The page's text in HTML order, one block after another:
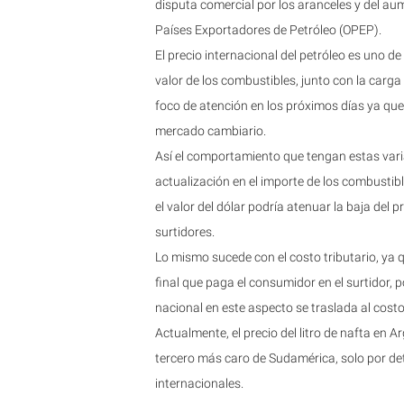
disputa comercial por los aranceles y del
Países Exportadores de Petróleo (OPEP).
El precio internacional del petróleo es uno
valor de los combustibles, junto con la
foco de atención en los próximos días ya
mercado cambiario.
Así el comportamiento que tengan estas
actualización en el importe de los
el valor del dólar podría atenuar la baja del
surtidores.
Lo mismo sucede con el costo tributario, ya
final que paga el consumidor en el surtidor,
nacional en este aspecto se traslada al
Actualmente, el precio del litro de nafta en
tercero más caro de Sudamérica, solo por
internacionales.